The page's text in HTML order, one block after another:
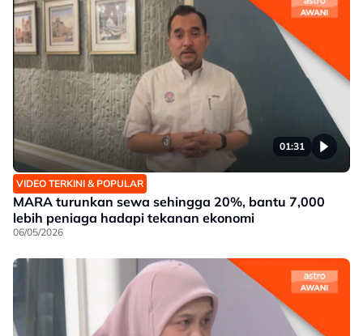
01:31
VIDEO TERKINI & POPULAR
MARA turunkan sewa sehingga 20%, bantu 7,000
lebih peniaga hadapi tekanan ekonomi
06/05/2026